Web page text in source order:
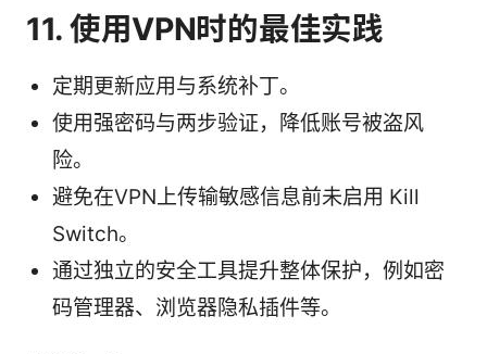
11. 使用VPN时的最佳实践
定期更新应用与系统补丁。
使用强密码与两步验证，降低账号被盗风
险。
避免在VPN上传输敏感信息前未启用 Kill
Switch。
通过独立的安全工具提升整体保护，例如密
码管理器、浏览器隐私插件等。